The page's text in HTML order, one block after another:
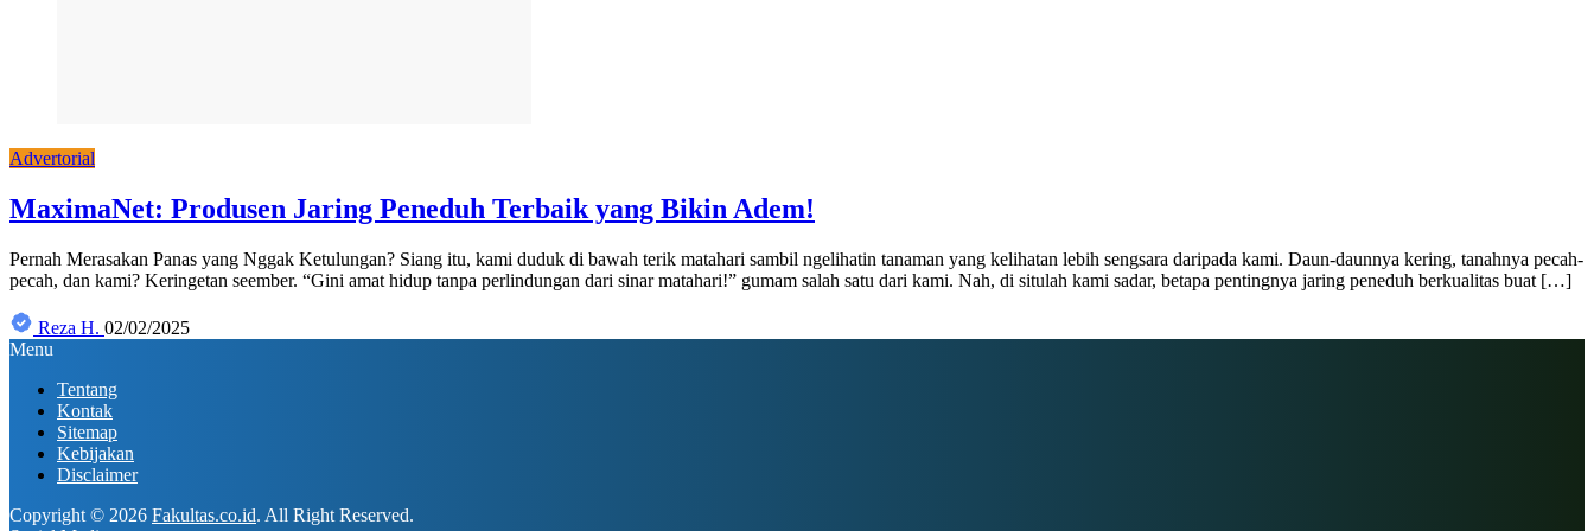
Advertorial
MaximaNet: Produsen Jaring Peneduh Terbaik yang Bikin Adem!
Pernah Merasakan Panas yang Nggak Ketulungan? Siang itu, kami duduk di bawah terik matahari sambil ngelihatin tanaman yang kelihatan lebih sengsara daripada kami. Daun-daunnya kering, tanahnya pecah-
pecah, dan kami? Keringetan seember. “Gini amat hidup tanpa perlindungan dari sinar matahari!” gumam salah satu dari kami. Nah, di situlah kami sadar, betapa pentingnya jaring peneduh berkualitas buat […]
Reza H. 02/02/2025
Menu
Tentang
Kontak
Sitemap
Kebijakan
Disclaimer
Copyright © 2026 Fakultas.co.id. All Right Reserved.